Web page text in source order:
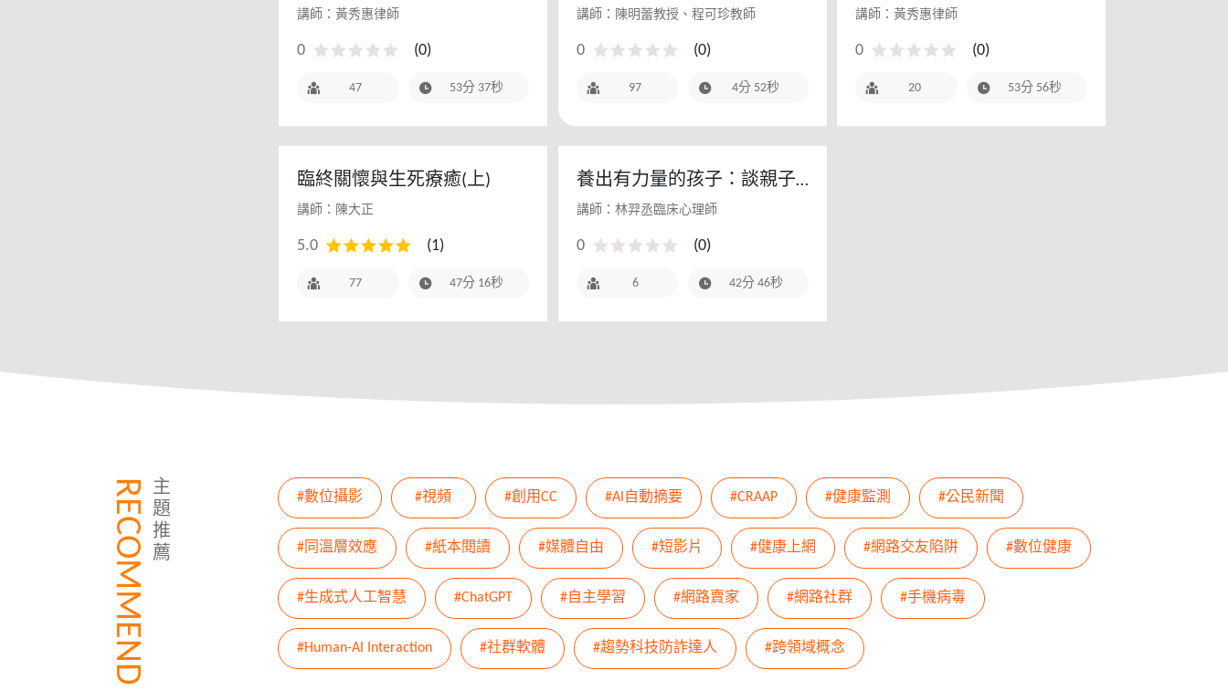
講師：黃秀惠律師
0 (0)
47 53分 37秒
位，教育雲電子書的實戰應
講師：陳明蕾教授、程可珍教師
0 (0)
97 4分 52秒
講師：黃秀惠律師
0 (0)
20 53分 56秒
臨終關懷與生死療癒(上)
講師：陳大正
5.0 (1)
77 47分 16秒
養出有力量的孩子：談親子
間的正念與情緒教養(上)
講師：林羿丞臨床心理師
0 (0)
6 42分 46秒
RECOMMEND
主
題
推
薦
#數位攝影 #視頻 #創用CC #AI自動摘要 #CRAAP #健康監測 #公民新聞
#同溫層效應 #紙本閱讀 #媒體自由 #短影片 #健康上網 #網路交友陷阱 #數位健康
#生成式人工智慧 #ChatGPT #自主學習 #網路賣家 #網路社群 #手機病毒
#Human-AI Interaction #社群軟體 #趨勢科技防詐達人 #跨領域概念